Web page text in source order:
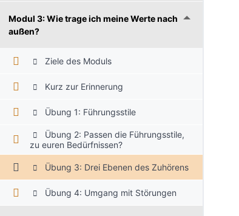
Modul 3: Wie trage ich meine Werte nach
außen?
Ziele des Moduls
Kurz zur Erinnerung
Übung 1: Führungsstile
Übung 2: Passen die Führungsstile,
zu euren Bedürfnissen?
Übung 3: Drei Ebenen des Zuhörens
Übung 4: Umgang mit Störungen